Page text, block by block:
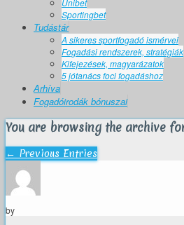
Sportingbet
Tudástár
A sikeres sportfogadó ismérvei
Fogadási rendszerek, stratégiák
Kifejezések, magyarázatok
5 jótanács foci fogadáshoz
Arhíva
Fogadóirodák bónuszai
You are browsing the archive
← Previous Entries
by